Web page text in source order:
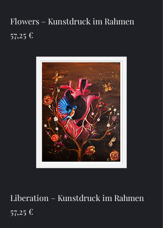
Flowers – Kunstdruck im Rahmen
Preis
57,25 €
Liberation – Kunstdruck im Rahmen
Preis
57,25 €